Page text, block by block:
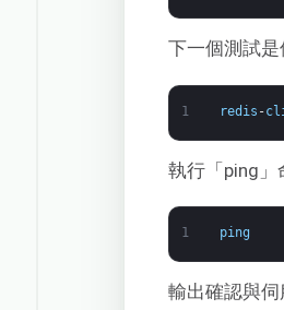
下一個測試是
1 redis -
執行「ping」
1 ping
輸出確認與